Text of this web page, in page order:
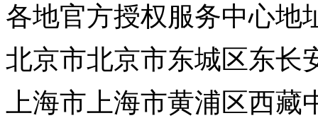
各地官方授权服务中心地
北京市北京市东城区东长
上海市 上海市黄浦区西